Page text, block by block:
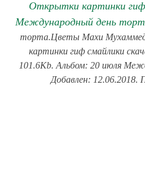
Открытки картинки
Международный день
торта.Цветы Махи
картинки гиф смайлики
101.6Kb. Альбом: 20 июля
Добавлен: 12.06.2018.